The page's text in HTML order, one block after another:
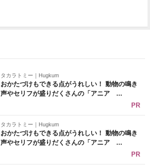
タカラトミー｜Hugkum
おかたづけもできる点がうれしい！ 動物の鳴き
声やセリフが盛りだくさんの「アニア ...
PR
タカラトミー｜Hugkum
おかたづけもできる点がうれしい！ 動物の鳴き
声やセリフが盛りだくさんの「アニア ...
PR